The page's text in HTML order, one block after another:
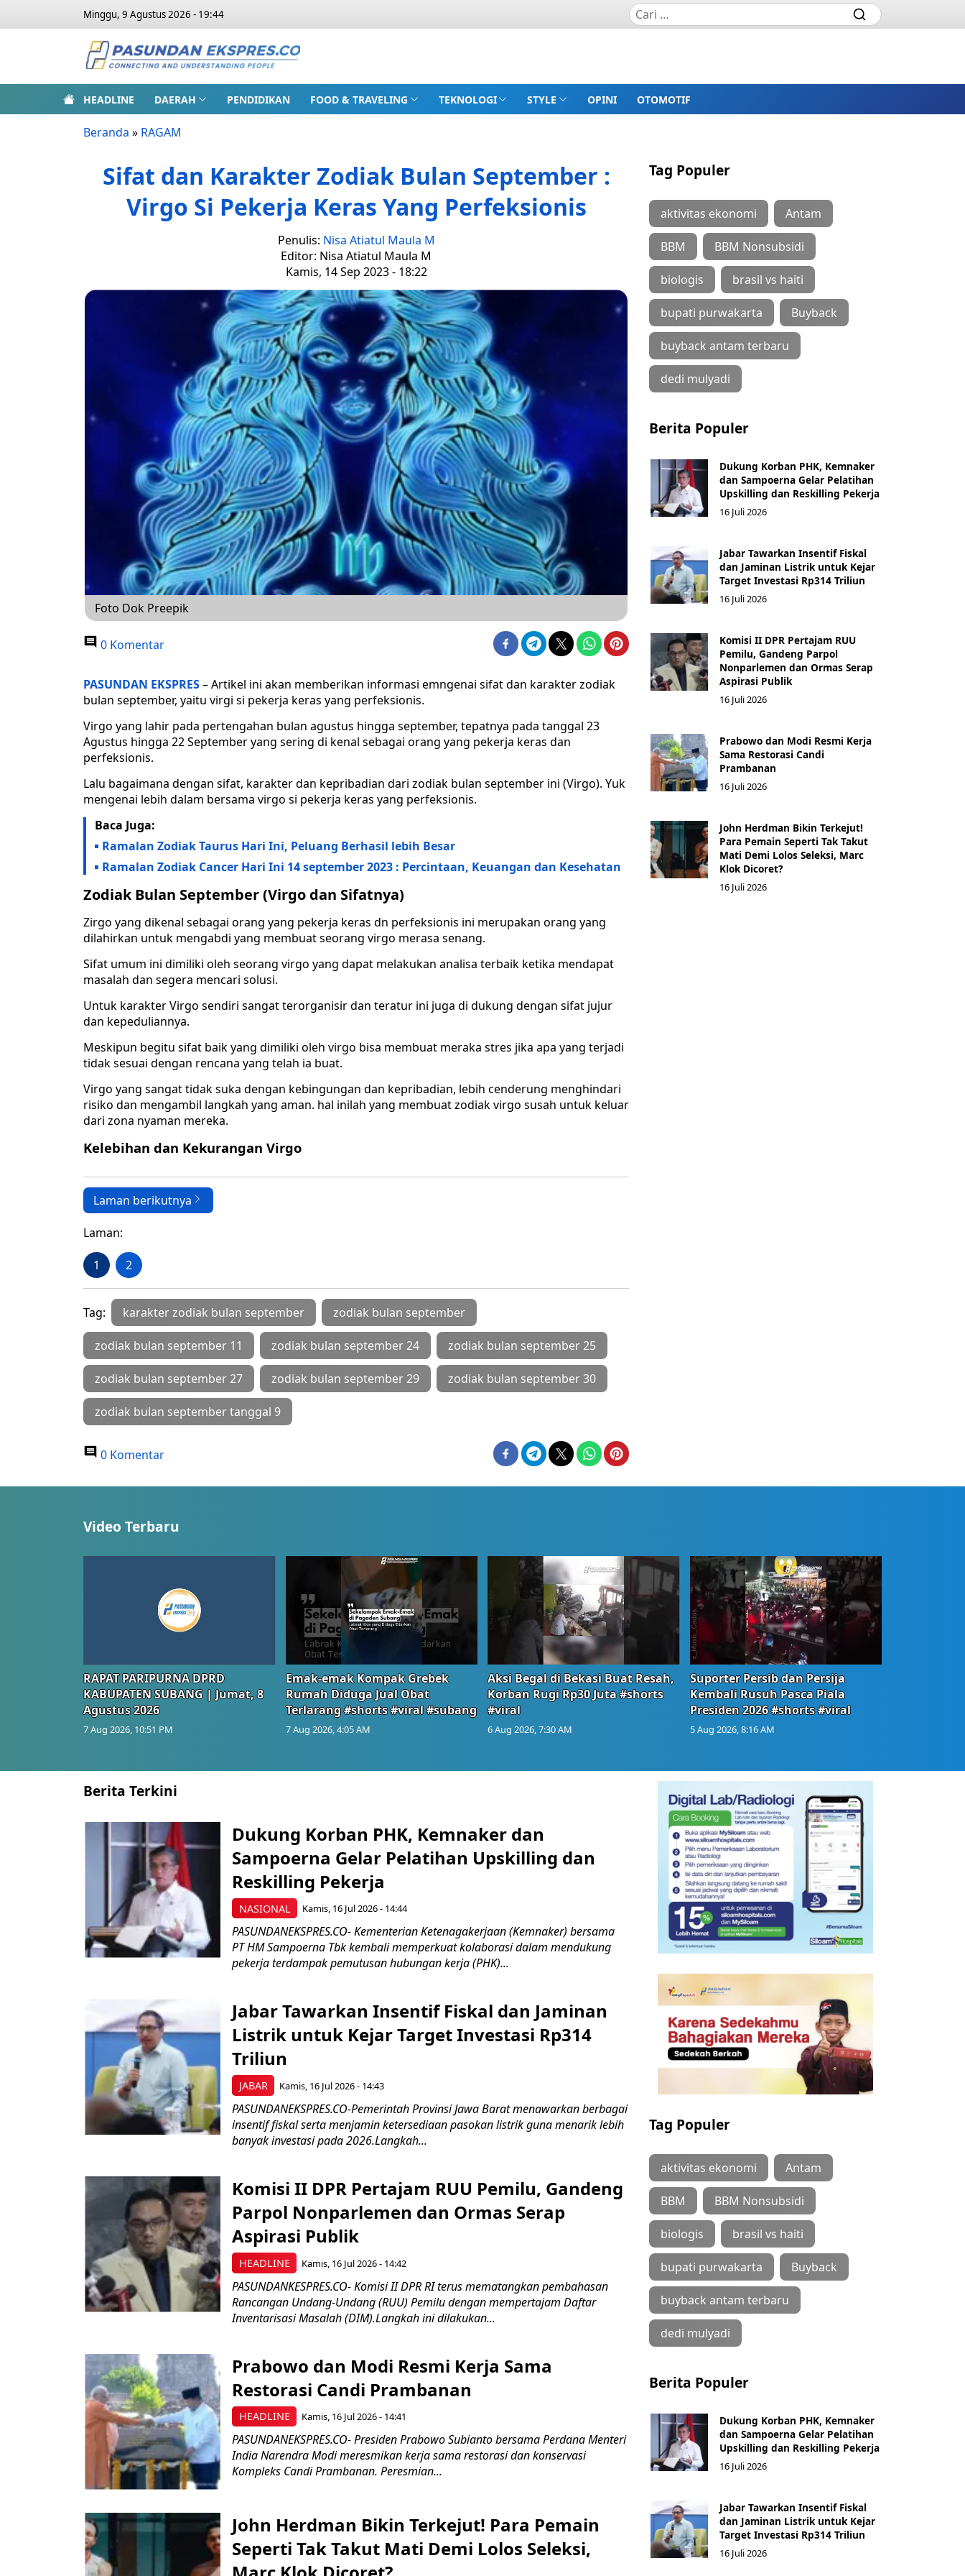
Minggu, 9 Agustus 2026 - 19:44
HEADLINE DAERAH PENDIDIKAN FOOD & TRAVELING TEKNOLOGI STYLE OPINI OTOMOTIF
Beranda » RAGAM
Sifat dan Karakter Zodiak Bulan September :
Virgo Si Pekerja Keras Yang Perfeksionis
Penulis: Nisa Atiatul Maula M
Editor: Nisa Atiatul Maula M
Kamis, 14 Sep 2023 - 18:22
Foto Dok Preepik
0 Komentar
PASUNDAN EKSPRES– Artikel ini akan memberikan informasi emngenai sifat dan karakter zodiak
bulan september, yaitu virgi si pekerja keras yang perfeksionis.
Virgo yang lahir pada pertengahan bulan agustus hingga september, tepatnya pada tanggal 23
Agustus hingga 22 September yang sering di kenal sebagai orang yang pekerja keras dan
perfeksionis.
Lalu bagaimana dengan sifat, karakter dan kepribadian dari zodiak bulan september ini (Virgo). Yuk
mengenai lebih dalam bersama virgo si pekerja keras yang perfeksionis.
Baca Juga:
Ramalan Zodiak Taurus Hari Ini, Peluang Berhasil lebih Besar
Ramalan Zodiak Cancer Hari Ini 14 september 2023 : Percintaan, Keuangan dan Kesehatan
Zodiak Bulan September (Virgo dan Sifatnya)
Zirgo yang dikenal sebagai orang yang pekerja keras dn perfeksionis ini merupakan orang yang
dilahirkan untuk mengabdi yang membuat seorang virgo merasa senang.
Sifat umum ini dimiliki oleh seorang virgo yang dapat melakukan analisa terbaik ketika mendapat
masalah dan segera mencari solusi.
Untuk karakter Virgo sendiri sangat terorganisir dan teratur ini juga di dukung dengan sifat jujur
dan kepeduliannya.
Meskipun begitu sifat baik yang dimiliki oleh virgo bisa membuat meraka stres jika apa yang terjadi
tidak sesuai dengan rencana yang telah ia buat.
Virgo yang sangat tidak suka dengan kebingungan dan kepribadian, lebih cenderung menghindari
risiko dan mengambil langkah yang aman. hal inilah yang membuat zodiak virgo susah untuk keluar
dari zona nyaman mereka.
Kelebihan dan Kekurangan Virgo
Laman berikutnya
Laman:
1 2
Tag: karakter zodiak bulan september zodiak bulan september
zodiak bulan september 11 zodiak bulan september 24 zodiak bulan september 25
zodiak bulan september 27 zodiak bulan september 29 zodiak bulan september 30
zodiak bulan september tanggal 9
0 Komentar
Tag Populer
aktivitas ekonomi Antam
BBM BBM Nonsubsidi
biologis brasil vs haiti
bupati purwakarta Buyback
buyback antam terbaru
dedi mulyadi
Berita Populer
Dukung Korban PHK, Kemnaker
dan Sampoerna Gelar Pelatihan
Upskilling dan Reskilling Pekerja
16 Juli 2026
Jabar Tawarkan Insentif Fiskal
dan Jaminan Listrik untuk Kejar
Target Investasi Rp314 Triliun
16 Juli 2026
Komisi II DPR Pertajam RUU
Pemilu, Gandeng Parpol
Nonparlemen dan Ormas Serap
Aspirasi Publik
16 Juli 2026
Prabowo dan Modi Resmi Kerja
Sama Restorasi Candi
Prambanan
16 Juli 2026
John Herdman Bikin Terkejut!
Para Pemain Seperti Tak Takut
Mati Demi Lolos Seleksi, Marc
Klok Dicoret?
16 Juli 2026
Video Terbaru
RAPAT PARIPURNA DPRD
KABUPATEN SUBANG | Jumat, 8
Agustus 2026
7 Aug 2026, 10:51 PM
Emak-emak Kompak Grebek
Rumah Diduga Jual Obat
Terlarang #shorts #viral #subang
7 Aug 2026, 4:05 AM
Aksi Begal di Bekasi Buat Resah,
Korban Rugi Rp30 Juta #shorts
#viral
6 Aug 2026, 7:30 AM
Suporter Persib dan Persija
Kembali Rusuh Pasca Piala
Presiden 2026 #shorts #viral
5 Aug 2026, 8:16 AM
Berita Terkini
NASIONAL
Dukung Korban PHK, Kemnaker dan
Sampoerna Gelar Pelatihan Upskilling dan
Reskilling Pekerja
Kamis, 16 Jul 2026 - 14:44
PASUNDANEKSPRES.CO- Kementerian Ketenagakerjaan (Kemnaker) bersama
PT HM Sampoerna Tbk kembali memperkuat kolaborasi dalam mendukung
pekerja terdampak pemutusan hubungan kerja (PHK)...
JABAR
Jabar Tawarkan Insentif Fiskal dan Jaminan
Listrik untuk Kejar Target Investasi Rp314
Triliun
Kamis, 16 Jul 2026 - 14:43
PASUNDANEKSPRES.CO-Pemerintah Provinsi Jawa Barat menawarkan berbagai
insentif fiskal serta menjamin ketersediaan pasokan listrik guna menarik lebih
banyak investasi pada 2026.Langkah...
HEADLINE
Komisi II DPR Pertajam RUU Pemilu, Gandeng
Parpol Nonparlemen dan Ormas Serap
Aspirasi Publik
Kamis, 16 Jul 2026 - 14:42
PASUNDANKESPRES.CO- Komisi II DPR RI terus mematangkan pembahasan
Rancangan Undang-Undang (RUU) Pemilu dengan mempertajam Daftar
Inventarisasi Masalah (DIM).Langkah ini dilakukan...
HEADLINE
Prabowo dan Modi Resmi Kerja Sama
Restorasi Candi Prambanan
Kamis, 16 Jul 2026 - 14:41
PASUNDANEKSPRES.CO- Presiden Prabowo Subianto bersama Perdana Menteri
India Narendra Modi meresmikan kerja sama restorasi dan konservasi
Kompleks Candi Prambanan. Peresmian...
John Herdman Bikin Terkejut! Para Pemain
Seperti Tak Takut Mati Demi Lolos Seleksi,
Tag Populer
aktivitas ekonomi Antam
BBM BBM Nonsubsidi
biologis brasil vs haiti
bupati purwakarta Buyback
buyback antam terbaru
dedi mulyadi
Berita Populer
Dukung Korban PHK, Kemnaker
dan Sampoerna Gelar Pelatihan
Upskilling dan Reskilling Pekerja
16 Juli 2026
Jabar Tawarkan Insentif Fiskal
dan Jaminan Listrik untuk Kejar
Target Investasi Rp314 Triliun
16 Juli 2026